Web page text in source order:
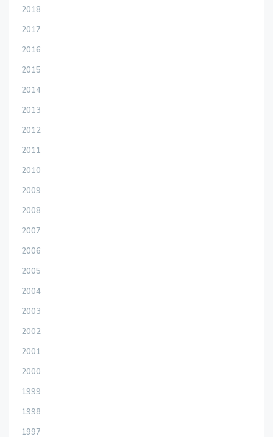
2018
2017
2016
2015
2014
2013
2012
2011
2010
2009
2008
2007
2006
2005
2004
2003
2002
2001
2000
1999
1998
1997